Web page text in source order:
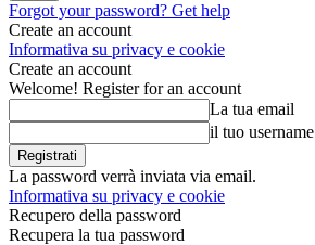
Forgot your password? Get help
Create an account
Informativa su privacy e cookie
Create an account
Welcome! Register for an account
La tua email
il tuo username
La password verrà inviata via email.
Informativa su privacy e cookie
Recupero della password
Recupera la tua password